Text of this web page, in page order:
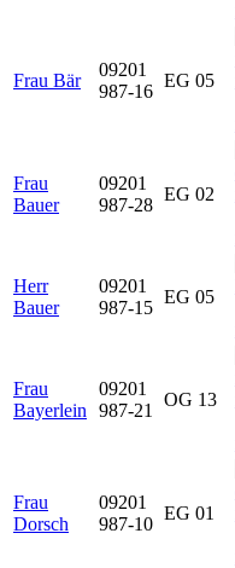
Frau Bär
09201
987-16
EG 05
Frau
Bauer
09201
987-28
EG 02
Herr
Bauer
09201
987-15
EG 05
Frau
Bayerlein
09201
987-21
OG 13
Frau
Dorsch
09201
987-10
EG 01